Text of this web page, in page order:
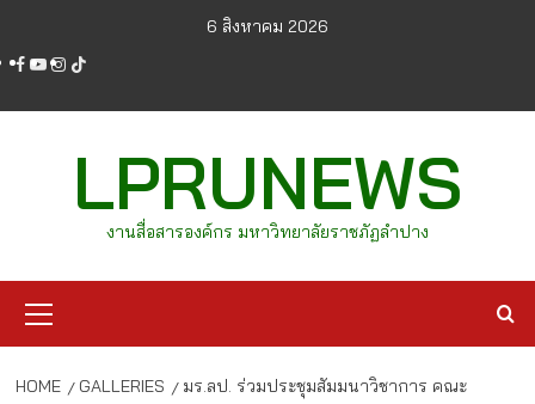
content
6 สิงหาคม 2026
facebook
youtube
instagram
tiktok
LPRUNEWS
งานสื่อสารองค์กร มหาวิทยาลัยราชภัฏลำปาง
Menu
HOME GALLERIES
มร.ลป. ร่วมประชุมสัมมนาวิชาการ คณะ